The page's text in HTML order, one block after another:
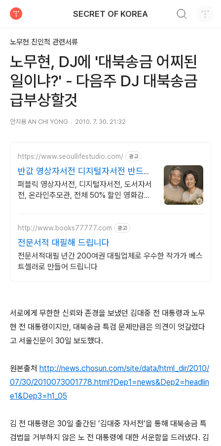
SECRET OF KOREA
노무현 친인척 관련서류
노무현, DJ에 '대북송금 어찌된
일이냐?' - 다음주 DJ 대북송금
급부상할것
안치용 AN CHI YONG 2010. 7. 30. 21:32
https://www.seoullifestudio.com/ 광고
반값 영상자서전 디지털자서전 반드시
해야 할 필수 항목.
퍼블릭 영상자서전, 디지털자서전, 도서자서
전, 온라인추모관, 전체 50% 할인 영화감독
http://www.books77777.com 광고
전문서적 대필해 드립니다
전문서적대필 년간 200여권 대필업체로 우수한 작가가 베스
트셀러로 만들어 드립니다
서로에게 무한한 신뢰와 존경을 보냈던 김대중 전 대통령과 노무
현 전 대통령이지만, 대북송금 특검 문제만큼은 의견이 엇갈렸다
고 서울신문이 30일 보도했다.
원본출처 http://news.chosun.com/site/data/html_dir/2010/
07/30/2010073001778.html?Dep1=news&Dep2=headlin
e1&Dep3=h1_05
김 전 대통령은 30일 출간된 ‘김대중 자서전’을 통해 대북송금 특
검법을 거부하지 않은 노 전 대통령에 대한 서운함을 드러냈다. 김